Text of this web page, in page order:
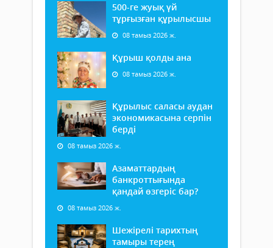
500-ге жуық үй
тұрғызған құрылысшы
08 тамыз 2026 ж.
Құрыш қолды ана
08 тамыз 2026 ж.
Құрылыс саласы аудан
экономикасына серпін
берді
08 тамыз 2026 ж.
Азаматтардың
банкроттығында
қандай өзгеріс бар?
08 тамыз 2026 ж.
Шежірелі тарихтың
тамыры терең